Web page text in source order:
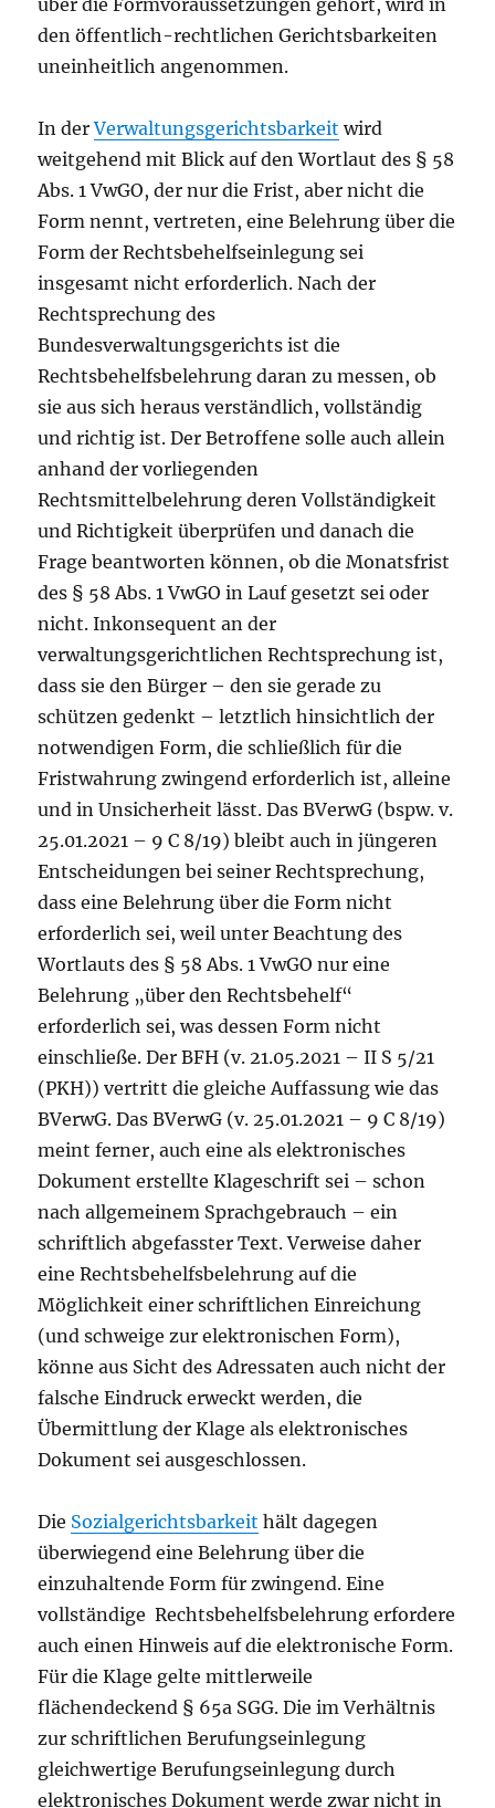
über die Formvoraussetzungen gehört, wird in
den öffentlich-rechtlichen Gerichtsbarkeiten
uneinheitlich angenommen.
In derVerwaltungsgerichtsbarkeit wird
weitgehend mit Blick auf den Wortlaut des § 58
Abs. 1 VwGO, der nur die Frist, aber nicht die
Form nennt, vertreten, eine Belehrung über die
Form der Rechtsbehelfseinlegung sei
insgesamt nicht erforderlich. Nach der
Rechtsprechung des
Bundesverwaltungsgerichts ist die
Rechtsbehelfsbelehrung daran zu messen, ob
sie aus sich heraus verständlich, vollständig
und richtig ist. Der Betroffene solle auch allein
anhand der vorliegenden
Rechtsmittelbelehrung deren Vollständigkeit
und Richtigkeit überprüfen und danach die
Frage beantworten können, ob die Monatsfrist
des § 58 Abs. 1 VwGO in Lauf gesetzt sei oder
nicht. Inkonsequent an der
verwaltungsgerichtlichen Rechtsprechung ist,
dass sie den Bürger – den sie gerade zu
schützen gedenkt – letztlich hinsichtlich der
notwendigen Form, die schließlich für die
Fristwahrung zwingend erforderlich ist, alleine
und in Unsicherheit lässt. Das BVerwG (bspw. v.
25.01.2021 – 9 C 8/19) bleibt auch in jüngeren
Entscheidungen bei seiner Rechtsprechung,
dass eine Belehrung über die Form nicht
erforderlich sei, weil unter Beachtung des
Wortlauts des § 58 Abs. 1 VwGO nur eine
Belehrung „über den Rechtsbehelf“
erforderlich sei, was dessen Form nicht
einschließe. Der BFH (v. 21.05.2021 – II S 5/21
(PKH)) vertritt die gleiche Auffassung wie das
BVerwG. Das BVerwG (v. 25.01.2021 – 9 C 8/19)
meint ferner, auch eine als elektronisches
Dokument erstellte Klageschrift sei – schon
nach allgemeinem Sprachgebrauch – ein
schriftlich abgefasster Text. Verweise daher
eine Rechtsbehelfsbelehrung auf die
Möglichkeit einer schriftlichen Einreichung
(und schweige zur elektronischen Form),
könne aus Sicht des Adressaten auch nicht der
falsche Eindruck erweckt werden, die
Übermittlung der Klage als elektronisches
Dokument sei ausgeschlossen.
Die Sozialgerichtsbarkeit hält dagegen
überwiegend eine Belehrung über die
einzuhaltende Form für zwingend. Eine
vollständige Rechtsbehelfsbelehrung erfordere
auch einen Hinweis auf die elektronische Form.
Für die Klage gelte mittlerweile
flächendeckend § 65a SGG. Die im Verhältnis
zur schriftlichen Berufungseinlegung
gleichwertige Berufungseinlegung durch
elektronisches Dokument werde zwar nicht in